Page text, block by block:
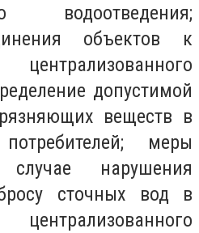
водоотведения;
объектов к
допустимой
веществ в
меры
нарушения
сточных вод в